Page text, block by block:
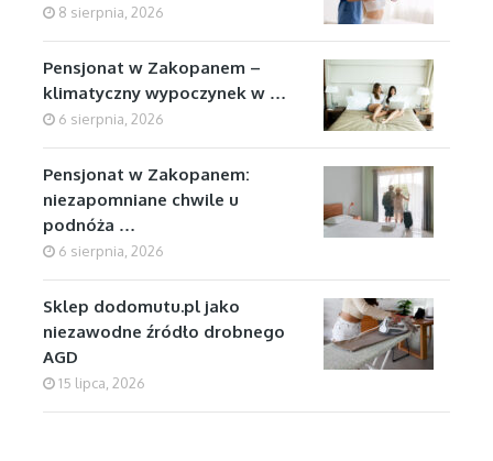
8 sierpnia, 2026
Pensjonat w Zakopanem –
klimatyczny wypoczynek w …
6 sierpnia, 2026
Pensjonat w Zakopanem:
niezapomniane chwile u
podnóża …
6 sierpnia, 2026
Sklep dodomutu.pl jako
niezawodne źródło drobnego
AGD
15 lipca, 2026